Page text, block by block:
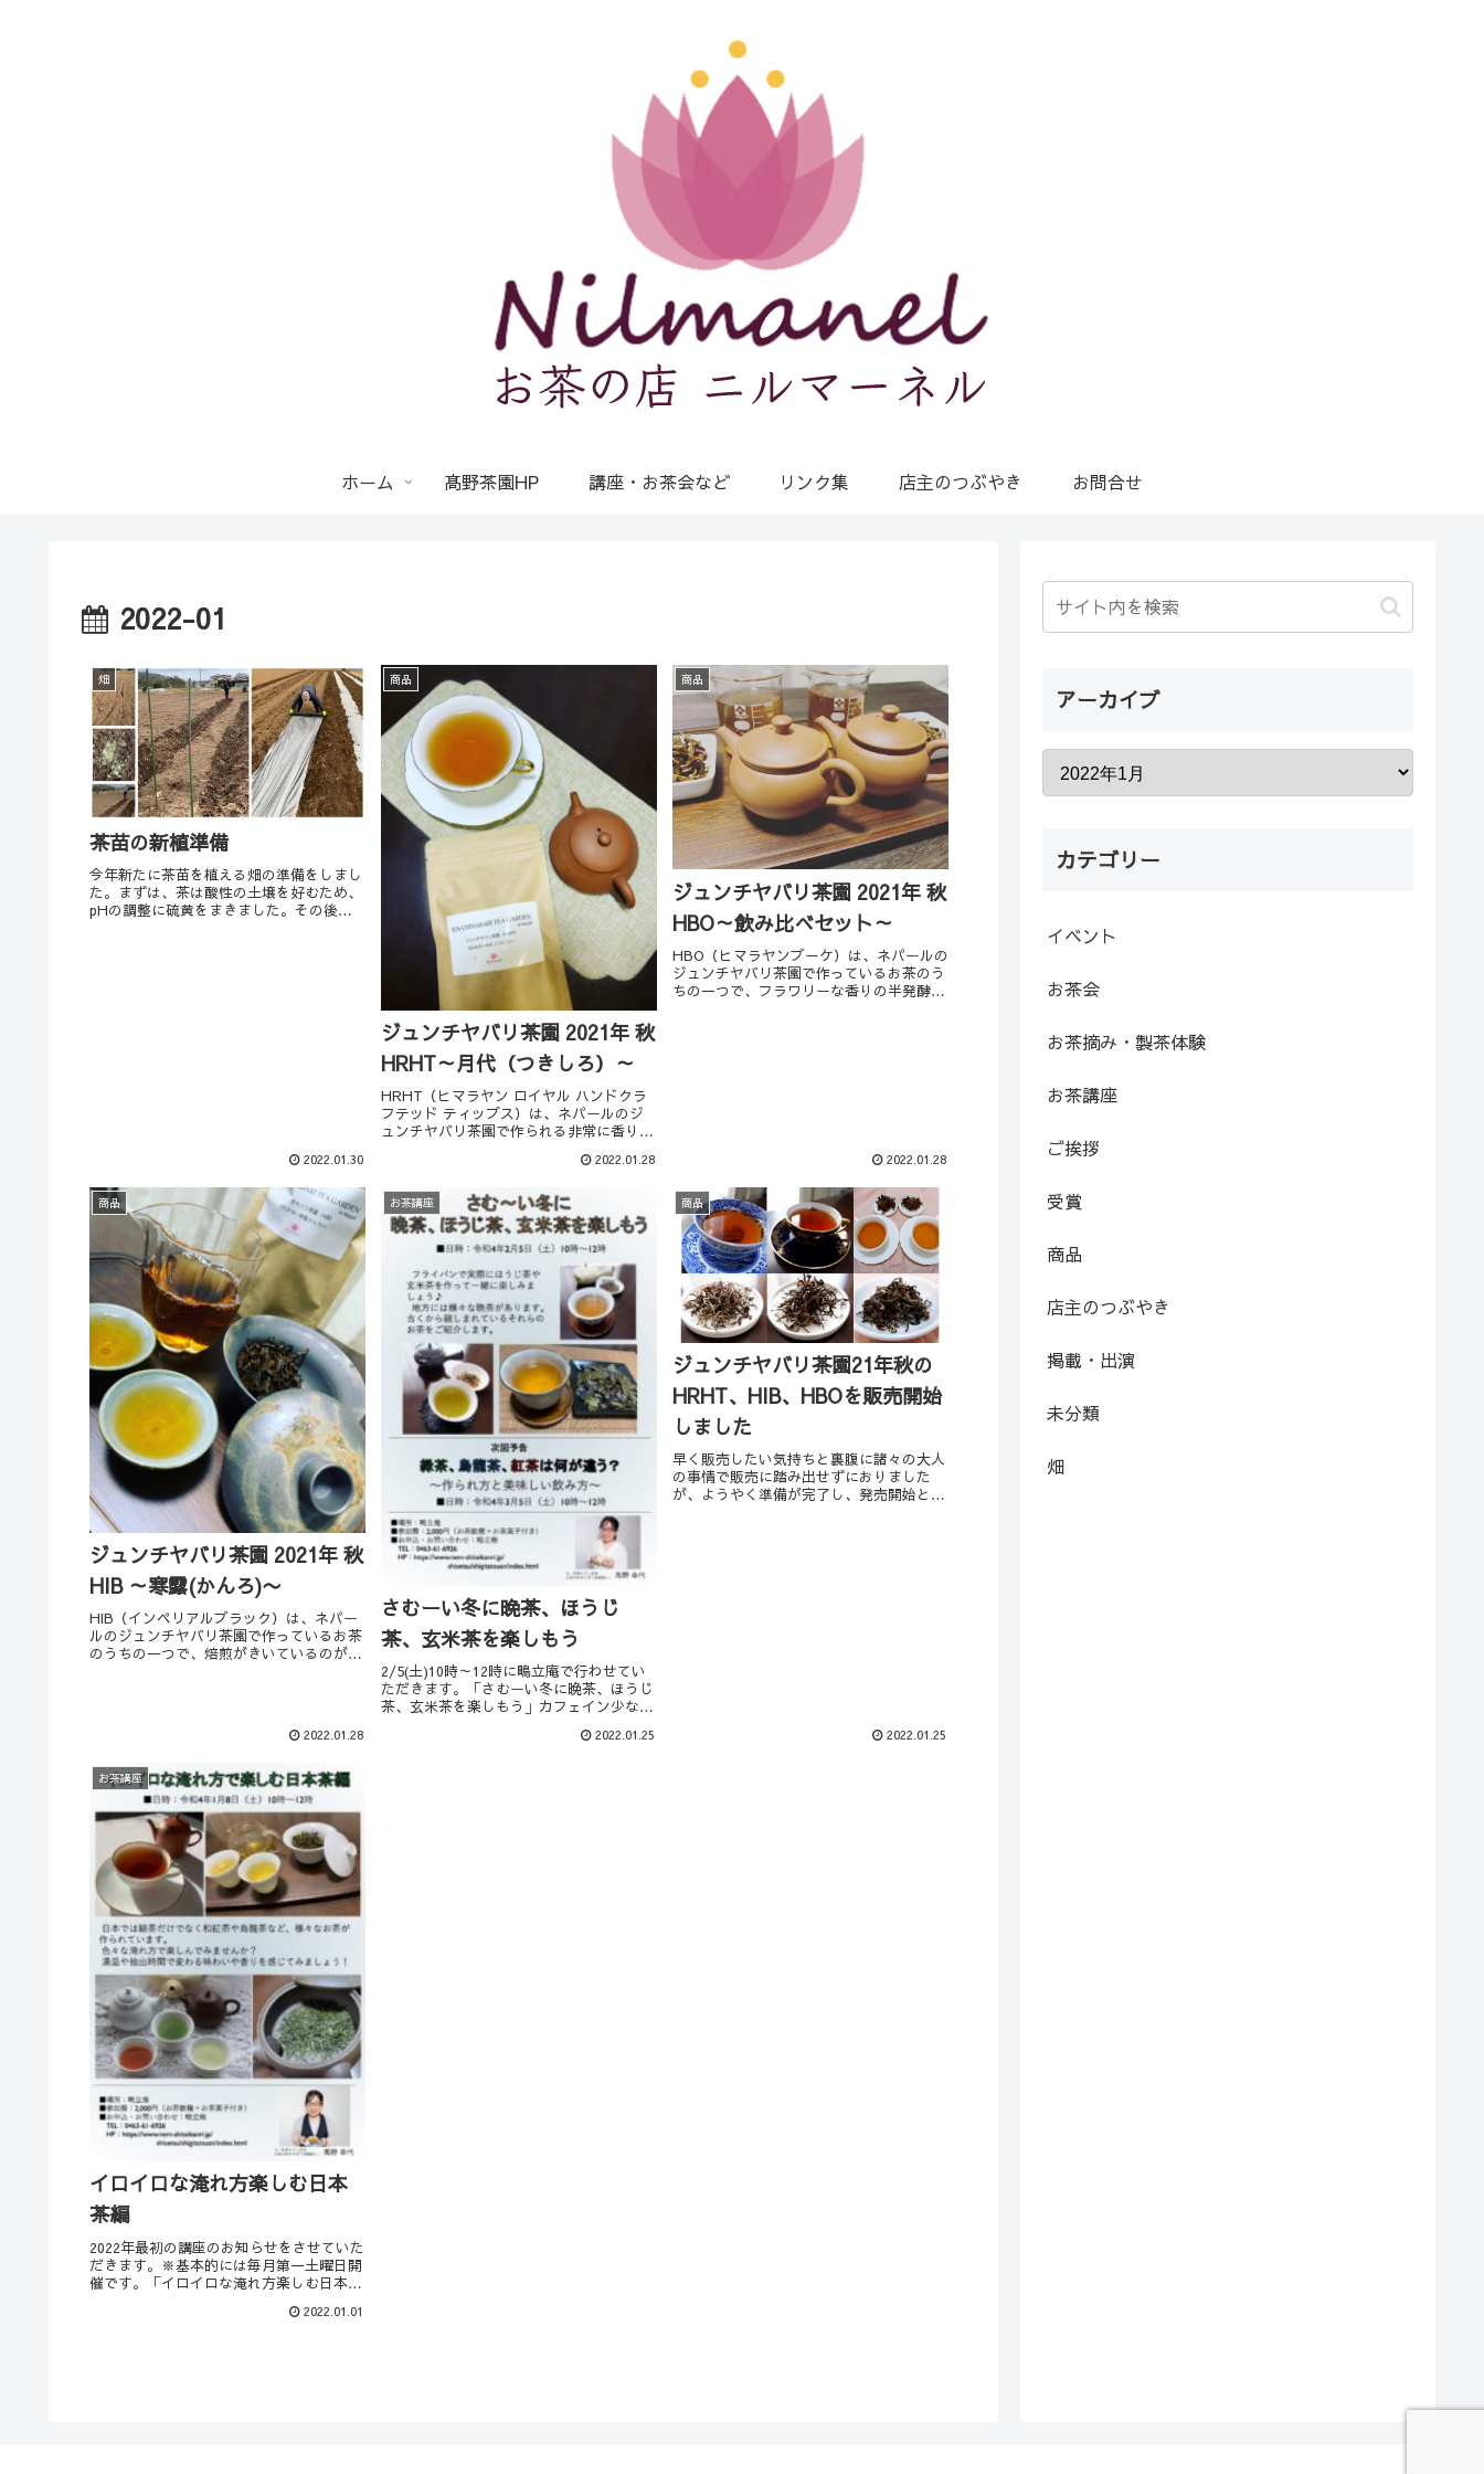
ホーム 髙野茶園HP 講座・お茶会など リンク集 店主のつぶやき お問合せ
2022-01
畑
茶苗の新植準備
今年新たに茶苗を植える畑の準備をしまし
た。まずは、茶は酸性の土壌を好むため、
pHの調整に硫黄をまきました。その後、
2022.01.30
商品
ジュンチヤバリ茶園 2021年 秋
HRHT～月代（つきしろ）～
HRHT（ヒマラヤン ロイヤル ハンドクラ
フテッド ティップス）は、ネパールのジ
ュンチヤバリ茶園で作られる非常に香り高
ルフレーバー、少しメントール系の香りも
ないです...
2022.01.28
商品
ジュンチヤバリ茶園 2021年 秋
HBO～飲み比べセット～
HBO（ヒマラヤンブーケ）は、ネパールの
ジュンチヤバリ茶園で作っているお茶のう
ちの一つで、フラワリーな香りの半発酵茶
2022.01.28
商品
ジュンチヤバリ茶園 2021年 秋
HIB ～寒露(かんろ)〜
HIB（インペリアルブラック）は、ネパー
ルのジュンチヤバリ茶園で作っているお茶
のうちの一つで、焙煎がきいているのが特
2022.01.28
お茶講座
さむーい冬に晩茶、ほうじ
茶、玄米茶を楽しもう
2/5(土)10時～12時に鴫立庵で行わせてい
ただきます。「さむーい冬に晩茶、ほうじ
茶、玄米茶を楽しもう」カフェイン少なめ
ったりです♪感染者が拡大し、まん防も出
2022.01.25
商品
ジュンチヤバリ茶園21年秋の
HRHT、HIB、HBOを販売開始
しました
早く販売したい気持ちと裏腹に諸々の大人
の事情で販売に踏み出せずにおりました
が、ようやく準備が完了し、発売開始とな
2022.01.25
お茶講座
イロイロな淹れ方楽しむ日本
茶編
2022年最初の講座のお知らせをさせていた
だきます。※基本的には毎月第一土曜日開
催です。「イロイロな淹れ方楽しむ日本茶
うというところから始まり、いくつかの日
2022.01.01
アーカイブ
カテゴリー
イベント
お茶会
お茶摘み・製茶体験
お茶講座
ご挨拶
受賞
商品
店主のつぶやき
掲載・出演
未分類
畑